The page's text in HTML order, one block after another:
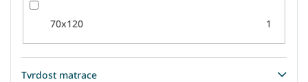
70x120 1
Tvrdost matrace